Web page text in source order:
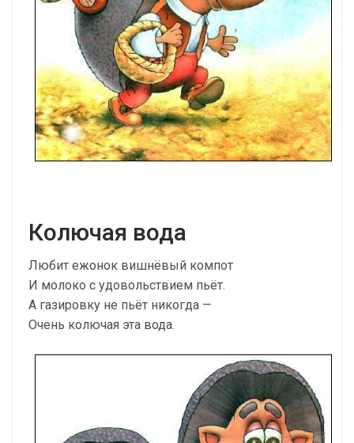
Колючая вода
Любит ежонок вишнёвый компот
И молоко с удовольствием пьёт.
А газировку не пьёт никогда —
Очень колючая эта вода.